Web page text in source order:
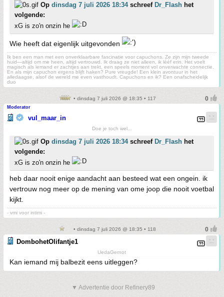
Op dinsdag 7 juli 2026 18:34schreef Dr_Flash het
volgende:
xG is zo'n onzin he
Wie heeft dat eigenlijk uitgevonden
Ik ben een man met een onverklaarbare fascinatie voor capuchons. Ze zijn mijn tweede
huid—altijd om me heen, altijd vertrouwd. Ik draag ze niet alleen, ik lééf erin. Het voelt
magisch als iemand er zachtjes aan trekt, een speels moment vol onverwachte connectie.
En als mijn capuchon ergens blijft haken? Pure vreugde! Een klein avontuur in het
alledaagse, alsof de wereld me even vasthoudt. Capuchons en ik? Een onafscheidelijk
duo
• dinsdag 7 juli 2026 @ 18:35 • 117
Moderator
vul_maar_in
Doe je toch wel...
Op dinsdag 7 juli 2026 18:34schreef Dr_Flash het
volgende:
xG is zo'n onzin he
heb daar nooit enige aandacht aan besteed wat een ongein. ik
vertrouw nog meer op de mening van ome joop die nooit voetbal
kijkt.
- vmi voor intimi -
• dinsdag 7 juli 2026 @ 18:35 • 118
DombohetOlifantje1
UedaGernot
Kan iemand mij balbezit eens uitleggen?
▼ Advertentie door Refinery89